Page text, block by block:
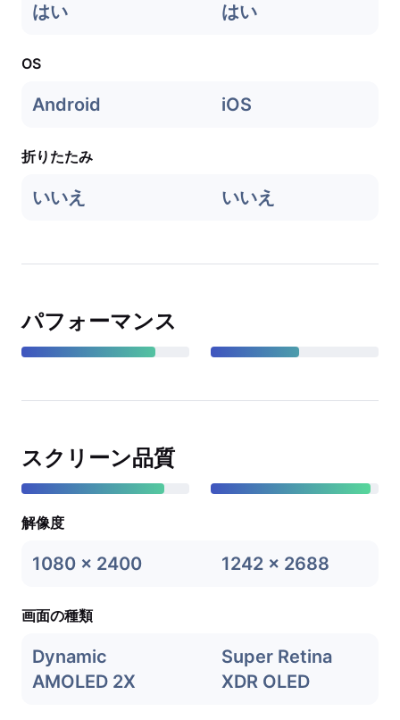
はい はい
OS
Android iOS
折りたたみ
いいえ いいえ
パフォーマンス
スクリーン品質
解像度
1080 x 2400 1242 x 2688
画面の種類
Dynamic
AMOLED 2X
Super Retina
XDR OLED